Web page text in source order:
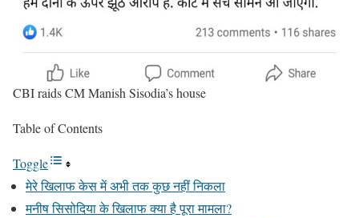
CBI raids CM Manish Sisodia’s house
Table of Contents
Toggle
मेरे खिलाफ केस में अभी तक कुछ नहीं निकला
मनीष सिसोदिया के खिलाफ क्या है पूरा मामला?